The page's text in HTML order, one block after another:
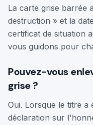
La carte grise barrée
destruction » et la
certificat de situation
vous guidons pour
Pouvez-vous
grise ?
Oui. Lorsque le titre
déclaration sur